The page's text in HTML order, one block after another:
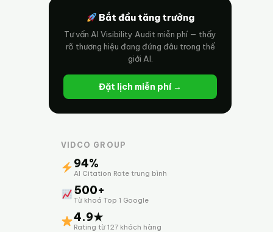
Bắt đầu tăng trưởng
Tư vấn AI Visibility Audit miễn phí — thấy
rõ thương hiệu đang đứng đâu trong thế
giới AI.
Đặt lịch miễn phí →
VIDCO GROUP
94%
AI Citation Rate trung bình
500+
Từ khoá Top 1 Google
4.9★
Rating từ 127 khách hàng